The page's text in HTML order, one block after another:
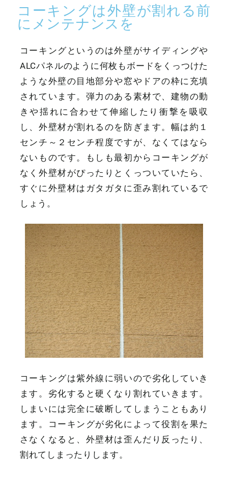
コーキングは外壁が割れる前
にメンテナンスを
コーキングというのは外壁がサイディングや
ALCパネルのように何枚もボードをくっつけた
ような外壁の目地部分や窓やドアの枠に充填
されています。弾力のある素材で、建物の動
きや揺れに合わせて伸縮したり衝撃を吸収
し、外壁材が割れるのを防ぎます。幅は約１
センチ～２センチ程度ですが、なくてはなら
ないものです。もしも最初からコーキングが
なく外壁材がぴったりとくっついていたら、
すぐに外壁材はガタガタに歪み割れているで
しょう。
コーキングは紫外線に弱いので劣化していき
ます。劣化すると硬くなり割れていきます。
しまいには完全に破断してしまうこともあり
ます。コーキングが劣化によって役割を果た
さなくなると、外壁材は歪んだり反ったり、
割れてしまったりします。